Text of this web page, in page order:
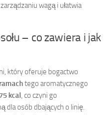
wagą i ułatwia
– co zawiera i jak
który oferuje bogactwo
tego aromatycznego
75 kcal, co czyni go
dla osób dbających o linię.